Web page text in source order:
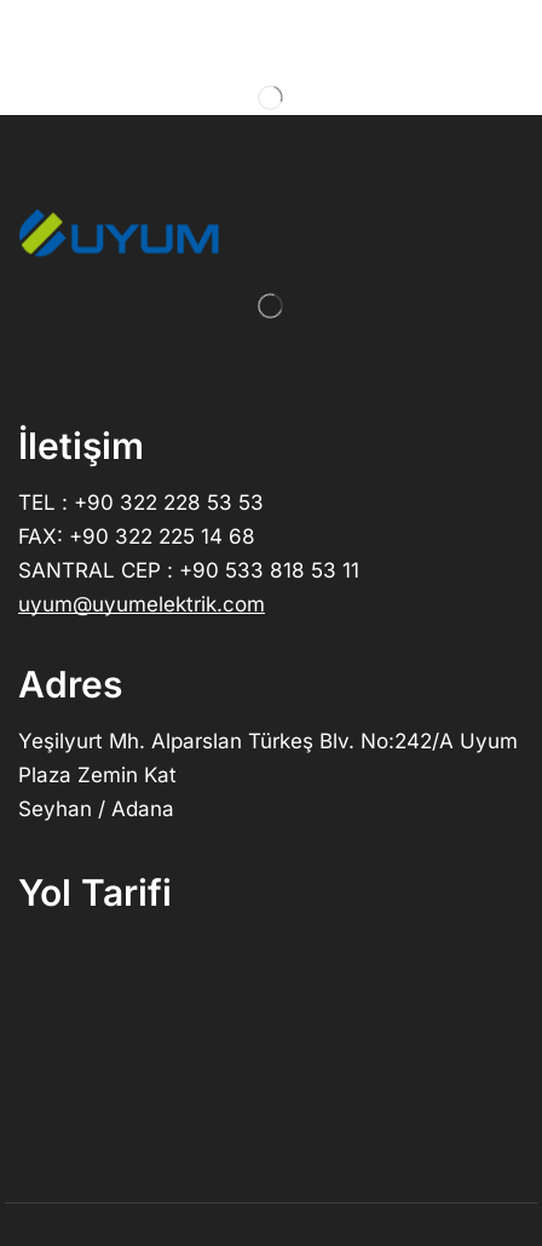
İletişim
TEL : +90 322 228 53 53
FAX: +90 322 225 14 68
SANTRAL CEP : +90 533 818 53 11
uyum@uyumelektrik.com
Adres
Yeşilyurt Mh. Alparslan Türkeş Blv. No:242/A Uyum
Plaza Zemin Kat
Seyhan / Adana
Yol Tarifi